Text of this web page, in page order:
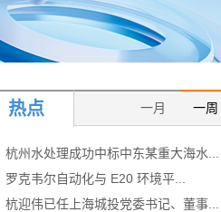
热点 一周
一月
杭州水处理成功中标中东某重大海水...
罗克韦尔自动化与 E20 环境平...
杭迎伟已任上海城投党委书记、董事...